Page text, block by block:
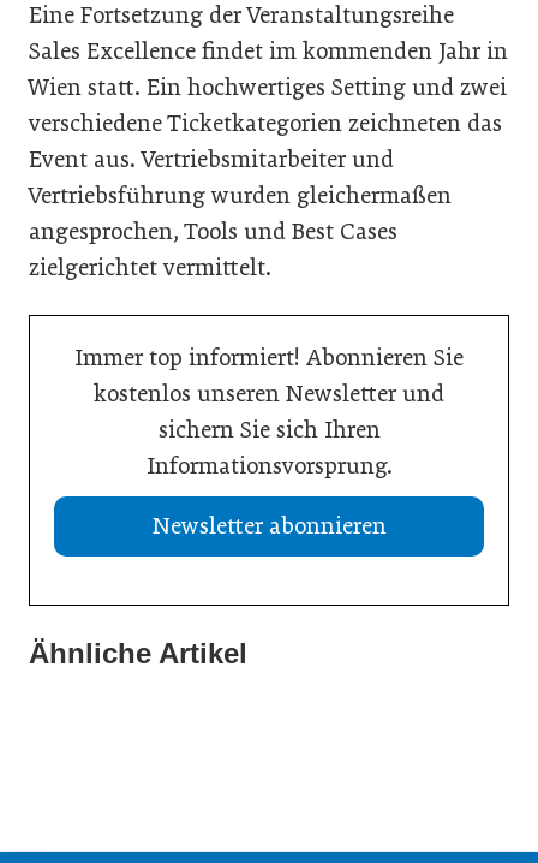
Eine Fortsetzung der Veranstaltungsreihe
Sales Excellence findet im kommenden Jahr in
Wien statt. Ein hochwertiges Setting und zwei
verschiedene Ticketkategorien zeichneten das
Event aus. Vertriebsmitarbeiter und
Vertriebsführung wurden gleichermaßen
angesprochen, Tools und Best Cases
zielgerichtet vermittelt.
Immer top informiert! Abonnieren Sie
kostenlos unseren Newsletter und
sichern Sie sich Ihren
Informationsvorsprung.
Newsletter abonnieren
Ähnliche Artikel
13. Juli 2026
Was Handwerksbetriebe jetzt für ihre Online-Sichtbarkeit